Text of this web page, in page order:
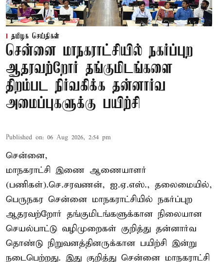
தமிழக செய்திகள்
சென்னை மாநகராட்சியில் நகர்ப்புற
ஆதரவற்றோர் தங்குமிடங்களை
திறம்பட நிர்வகிக்க தன்னார்வ
அமைப்புகளுக்கு பயிற்சி
Published on: 06 Aug 2026, 2:54 pm
சென்னை,
மாநகராட்சி இணை ஆணையாளர்
(பணிகள்).செ.சரவணன், ஐ.ஏ.எஸ்., தலைமையில்,
பெருநகர சென்னை மாநகராட்சியில் நகர்ப்புற
ஆதரவற்றோர் தங்குமிடங்களுக்கான நிலையான
செயல்பாட்டு வழிமுறைகள் குறித்து தன்னார்வ
தொண்டு நிறுவனத்தினருக்கான பயிற்சி இன்று
நடைபெற்றது. இது குறித்து சென்னை மாநகராட்சி